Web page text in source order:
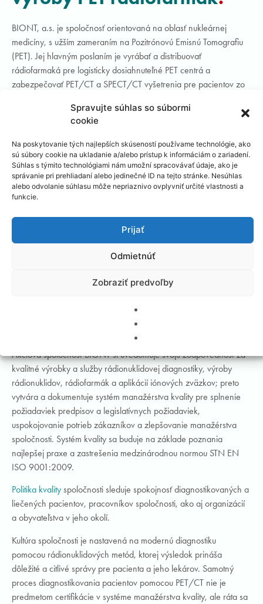
Spravujte súhlas so súbormi
cookie
Na poskytovanie tých najlepších skúseností používame technológie, ako
sú súbory cookie na ukladanie a/alebo prístup k informáciám o zariadení.
Súhlas s týmito technológiami nám umožní spracovávať údaje, ako je
správanie pri prehliadaní alebo jedinečné ID na tejto stránke. Nesúhlas
alebo odvolanie súhlasu môže nepriaznivo ovplyvniť určité vlastnosti a
funkcie.
Prijať
Odmietnúť
Zobraziť predvoľby
BIONT, a.s. je spoločnosť orientovaná na oblasť nukleárnej
medicíny, s užším zameraním na Pozitrónovú Emisnú Tomografiu
(PET). Jej hlavným poslaním je vyrábať a distribuovať
rádiofarmaká pre logisticky dosiahnuteľné PET centrá a
zabezpečovať PET/CT a SPECT/CT vyšetrenia pre pacientov zo
výskum a vývoj prípravy rádionuklidov, rádiofarmák, výrobného
zariadenia a v neposlednej miere aj vzdelávanie, školenia a
šírenie vlastného know-how.
Počas krátkej doby od svojho založenia (2005) sa spoločnosť
zaradila medzi popredných poskytovateľov ambulantnej
zdravotnej starostlivosti v odbore nukleárna medicína. Už v prvom
SPECT/CT tomografov. Zároveň bola spustená skúšobná licenčná
výroba rádiofarmaka 18F-Fludeoxyglukózy (FDG) a od roku
2009 sa začali pravidelné dodávky rádiofarmák aj do zahraničia.
registrovaný okrem Slovenska v ďalších dvoch štátoch Európskej
Akciová spoločnosť BIONT si uvedomuje svoju zodpovednosť za
kvalitné výrobky a služby rádionuklidovej diagnostiky, výroby
rádionuklidov, rádiofarmák a aplikácií iónových zväzkov; preto
vytvára a dokumentuje systém manažérstva kvality pre splnenie
požiadaviek predpisov a legislatívnych požiadaviek,
uspokojovanie potrieb zákazníkov a zlepšovanie manažérstva
spoločnosti. Systém kvality sa buduje na základe poznania
najlepšej praxe a zastrešenia medzinárodnou normou STN EN
ISO 9001:2009.
Politika kvality spoločnosti sleduje spokojnosť diagnostikovaných a
liečených pacientov, pracovníkov spoločnosti, ako aj organizácií
a obyvateľstva v jeho okolí.
Kultúra spoločnosti je nastavená na modernú diagnostiku
pomocou rádionuklidových metód, ktorej výsledok prináša
dôležité a citlivé správy pre pacienta a jeho lekárov. Samotný
proces diagnostikovania pacientov pomocou PET/CT nie je
predmetom certifikácie v systéme manažérstva kvality, ale ráta sa